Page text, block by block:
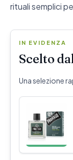
rituali semplici
IN EVIDENZA
Scelto
Una selezione